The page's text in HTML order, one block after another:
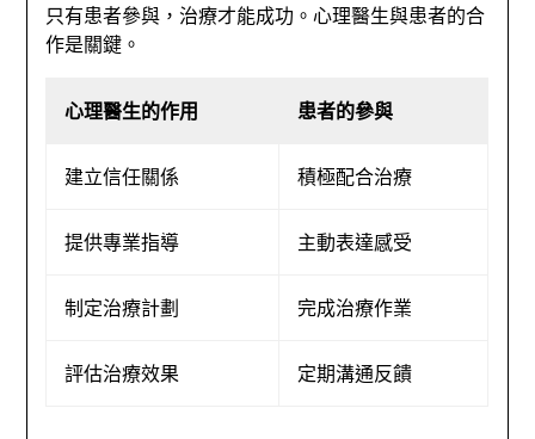
只有患者參與，治療才能成功。心理醫生與患者的合
作是關鍵。
心理醫生的作用 患者的參與
建立信任關係 積極配合治療
提供專業指導 主動表達感受
制定治療計劃 完成治療作業
評估治療效果 定期溝通反饋